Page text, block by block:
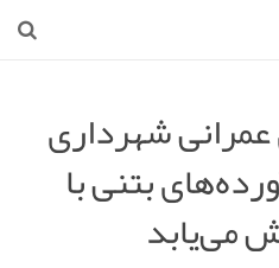
شهرداری
بتنی با
می‌یابد